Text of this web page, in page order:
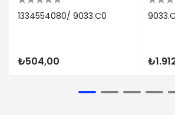
1334554080/ 9033.C0
₺504,00